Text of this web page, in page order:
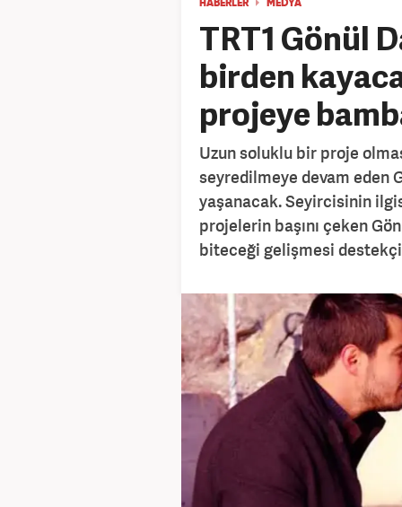
HABERLER MEDYA
TRT1 Gönül
birden
projeye
Uzun soluklu bir proje
seyredilmeye devam eden
yaşanacak. Seyircisinin
projelerin başını çeken
biteceği gelişmesi